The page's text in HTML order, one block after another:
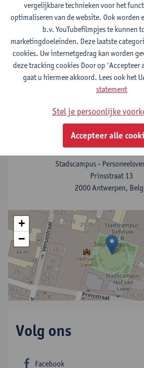
gebruik te maken van de museumpas door
groep.
Elk museum hanteert een eigen regeling
Blijf op de hoogte
Personeelsvereniging
Toon e-mailadres
Stadscampus -
Prinsstraat 13
2000 Antwerpen,
+
−
Volg ons
Facebook
vergelijkbare technieken voor het
optimaliseren van de website. Ook worden
b.v. YouTubefilmpjes te kunnen
marketingdoeleinden. Deze laatste
cookies. Uw internetgedrag kan worden
deze tracking cookies Door op 'Accepteer
gaat u hiermee akkoord. Lees ook het
statement
Stel je persoonlijke
Accepteer alle